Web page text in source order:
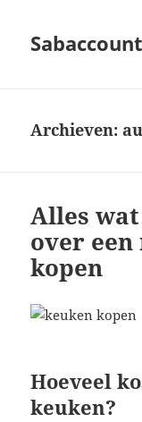
Archieven:
Alles
over een
kopen
Hoeveel
keuken?